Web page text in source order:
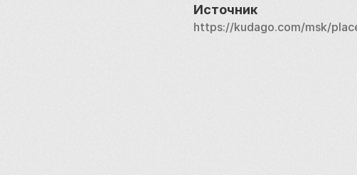
Источник
https://kudago.com/msk/